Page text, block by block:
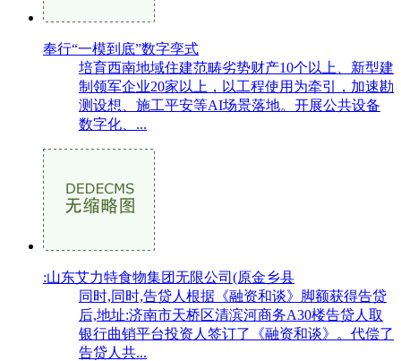
奉行“一模到底”数字孪式
培育西南地域住建范畴劣势财产10个以上、新型建
制领军企业20家以上，以工程使用为牵引，加速勘
测设想、施工平安等AI场景落地。开展公共设备
数字化、...
:山东艾力特食物集团无限公司(原金乡县
同时,同时,告贷人根据《融资和谈》脚额获得告贷
后,地址:济南市天桥区清滨河商务A30楼告贷人取
银行曲销平台投资人签订了《融资和谈》。代偿了
告贷人共...